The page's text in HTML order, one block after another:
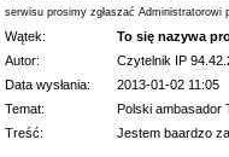
serwisu prosimy zgłaszać Administratorowi
Wątek:
To się nazywa
Autor:
Czytelnik IP
Data wysłania:
2013-01-02 11:05
Temat:
Polski ambasador
Treść:
Jestem baardzo